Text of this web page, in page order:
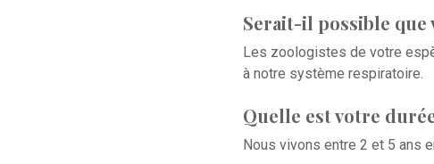
Serait-il possible que
Les zoologistes de votre
à notre système respiratoire.
Quelle est votre
Nous vivons entre 2 et 5 ans